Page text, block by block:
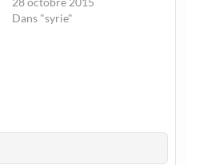
Dans "syrie"